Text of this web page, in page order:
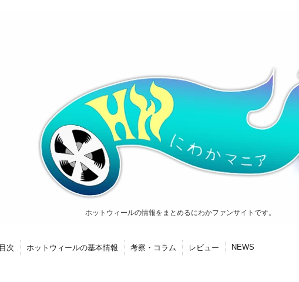
ホットウィールの情報をまとめるにわかファンサイトです。
次 ホットウィールの基本情報 考察・コラム レビュー NEWS